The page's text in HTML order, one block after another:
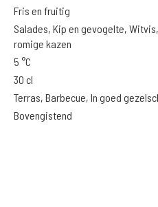
Fris en fruitig
Salades, Kip en gevogelte,
romige kazen
5 °C
30 cl
Terras, Barbecue, In goed
Bovengistend